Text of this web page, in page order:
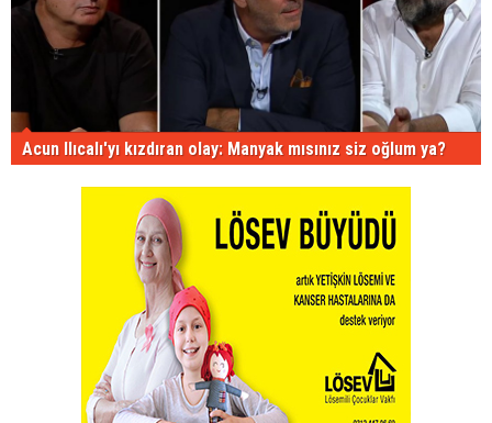
Acun Ilıcalı'yı kızdıran olay: Manyak mısınız siz oğlum ya?